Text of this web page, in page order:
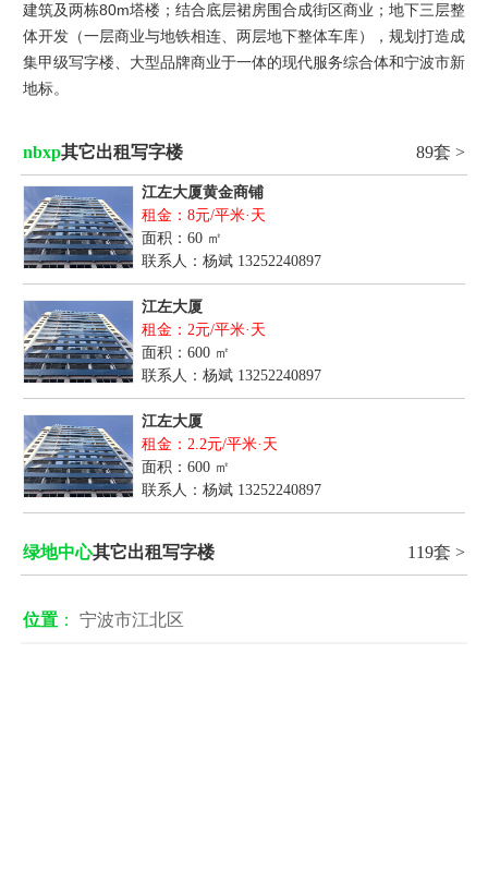
建筑及两栋80m塔楼；结合底层裙房围合成街区商业；地下三层整
体开发（一层商业与地铁相连、两层地下整体车库），规划打造成
集甲级写字楼、大型品牌商业于一体的现代服务综合体和宁波市新
地标。
89套 >
nbxp其它出租写字楼
江左大厦黄金商铺
租金：8元/平米·天
面积：60 ㎡
联系人：杨斌 13252240897
江左大厦
租金：2元/平米·天
面积：600 ㎡
联系人：杨斌 13252240897
江左大厦
租金：2.2元/平米·天
面积：600 ㎡
联系人：杨斌 13252240897
119套 >
绿地中心其它出租写字楼
位置： 宁波市江北区